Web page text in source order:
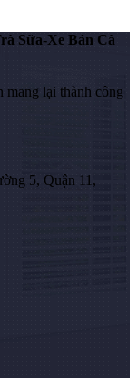
Sữa-Xe Bán Cà
mang lại thành công
5, Quận 11,